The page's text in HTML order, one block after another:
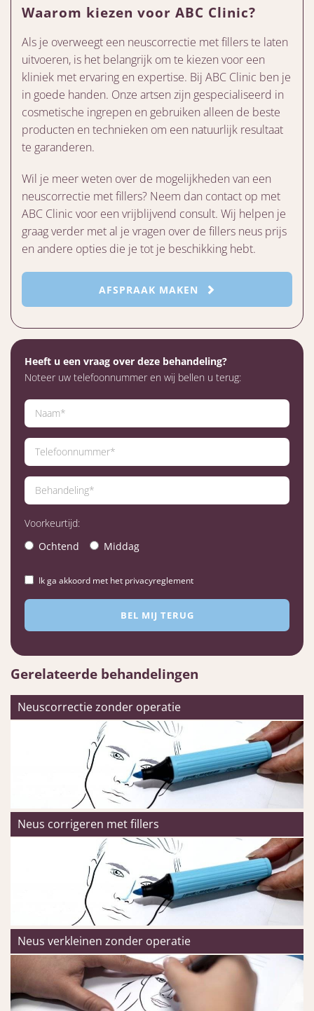
Waarom kiezen voor ABC Clinic?
Als je overweegt een neuscorrectie met fillers te laten
uitvoeren, is het belangrijk om te kiezen voor een
kliniek met ervaring en expertise. Bij ABC Clinic ben je
in goede handen. Onze artsen zijn gespecialiseerd in
cosmetische ingrepen en gebruiken alleen de beste
producten en technieken om een natuurlijk resultaat
te garanderen.
Wil je meer weten over de mogelijkheden van een
neuscorrectie met fillers? Neem dan contact op met
ABC Clinic voor een vrijblijvend consult. Wij helpen je
graag verder met al je vragen over de fillers neus prijs
en andere opties die je tot je beschikking hebt.
AFSPRAAK MAKEN
Heeft u een vraag over deze behandeling?
Noteer uw telefoonnummer en wij bellen u terug:
Voorkeurtijd:
Ochtend
Middag
Ik ga akkoord met het privacyreglement
Gerelateerde behandelingen
Neuscorrectie zonder operatie
Neus corrigeren met fillers
Neus verkleinen zonder operatie